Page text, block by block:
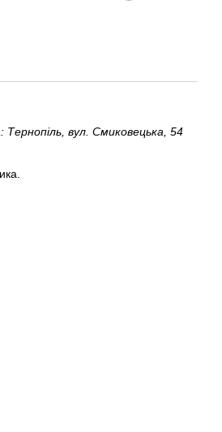
Тернопіль, вул. Смиковецька, 54